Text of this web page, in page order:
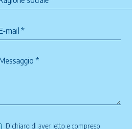
Dichiaro di aver letto e compreso